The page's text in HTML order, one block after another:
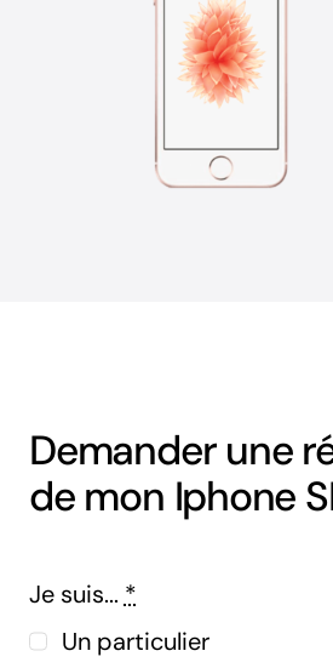
Demander une
de mon Iphone
Je suis... *
Un particulier